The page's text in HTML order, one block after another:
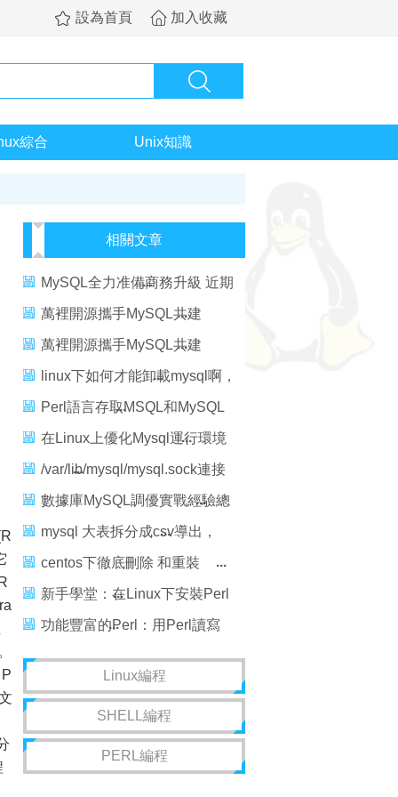
設為首頁 加入收藏
綜合 Unix知識
相關文章
MySQL全力准備商務升級 近期
推出MySQL 5.0
萬裡開源攜手MySQL共建
MySQL中國研發中心
萬裡開源攜手MySQL共建
MySQL中國研發中心
linux下如何才能卸載mysql啊，
mysql是源碼裝的
Perl語言存取MSQL和MySQL
數據庫內容
在Linux上優化Mysql運行環境
讓你對Mysql更多了解
/var/lib/mysql/mysql.sock連接
失敗
數據庫MySQL調優實戰經驗總
結，mysql調優實戰經驗
mysql 大表拆分成csv導出，
mysql拆分csv導出
centos下徹底刪除 和重裝
MYSQL，centos重裝mysql
新手學堂：在Linux下安裝Perl
及Perl模塊
功能豐富的Perl：用Perl讀寫
Excel文件
Linux編程
SHELL編程
PERL編程